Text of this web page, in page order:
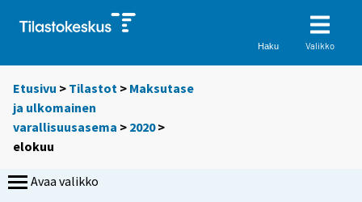
Haku Valikko
Etusivu > Tilastot > Maksutase
ja ulkomainen
varallisuusasema > 2020>
elokuu
Avaa valikko